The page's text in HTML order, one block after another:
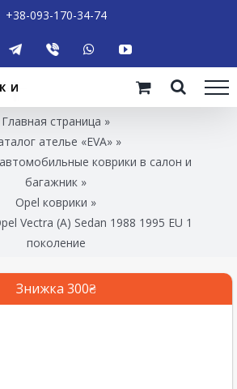
+38-093-170-34-74
Главная страница »
ателье «EVA» »
коврики в салон и
багажник »
Opel коврики »
Vectra (A) Sedan 1988 1995 EU 1
поколение
Знижка 300₴